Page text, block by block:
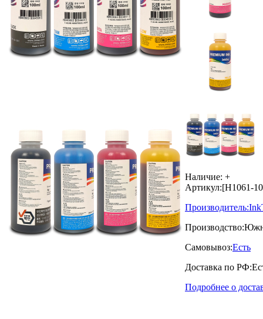
Наличие: +
Артикул:[H1061-
Производитель:
Производство:
Самовывоз:Есть
Доставка по РФ:
Подробнее о